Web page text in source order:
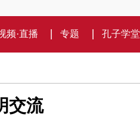
频·直播 专题 孔子学堂
交流